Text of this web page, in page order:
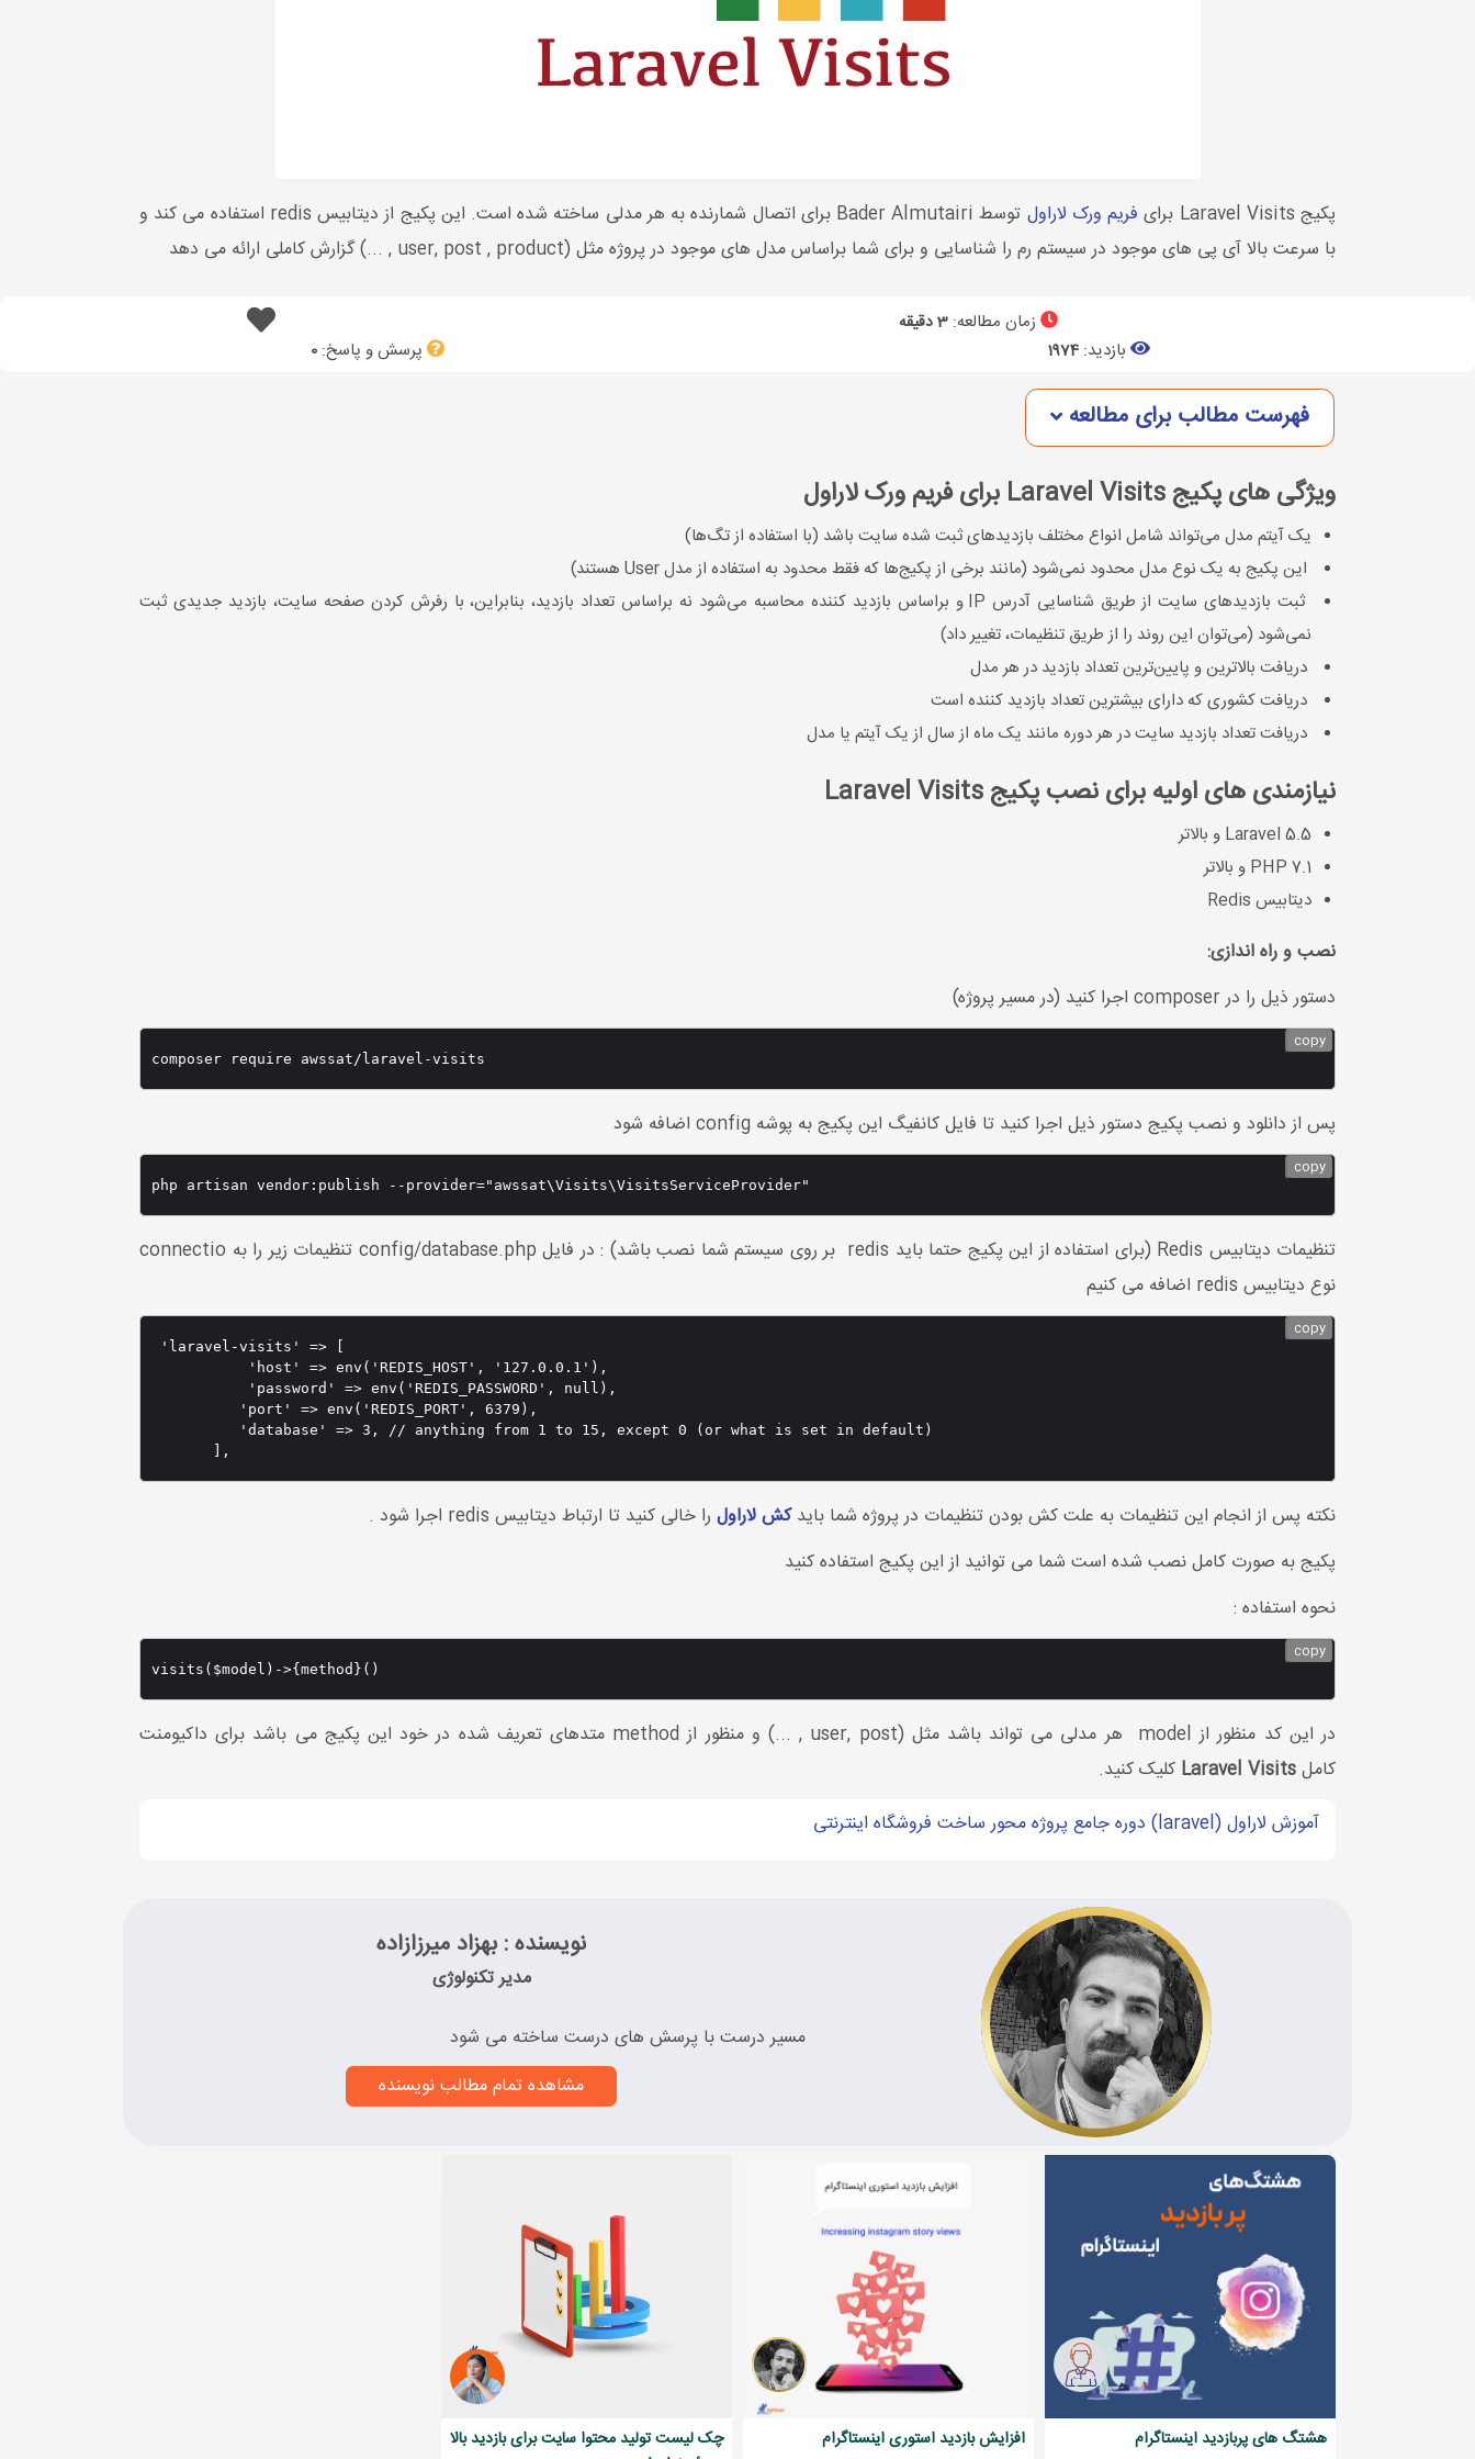
پکیج Laravel Visits برای فریم ورک لاراول
توسط Bader Almutairi برای اتصال شمارنده به هر مدلی ساخته شده است. این پکیج از دیتابیس redis استفاده می کند و
با سرعت بالا آی پی های موجود در سیستم رم را شناسایی و برای شما براساس مدل های موجود در پروژه مثل (user, post , product , ...) گزارش کاملی ارائه می دهد
زمان مطالعه:3 دقیقه
بازدید:1974 پرسش و پاسخ:0
فهرست مطالب برای مطالعه
ویژگی های پکیج Laravel Visits برای فریم ورک لاراول
یک آیتم مدل می‌تواند شامل انواع مختلف بازدید‌های ثبت شده سایت باشد (با استفاده از تگ‌ها)
این پکیج به یک نوع مدل محدود نمی‌شود (مانند برخی از پکیج‌ها که فقط محدود به استفاده از مدل User هستند)
ثبت بازدیدهای سایت از طریق شناسایی آدرس IP و براساس بازدید کننده محاسبه می‌شود نه براساس تعداد بازدید، بنابراین، با رفرش کردن صفحه سایت، بازدید جدیدی ثبت
نمی‌شود (می‌توان این روند را از طریق تنظیمات، تغییر داد)
دریافت بالاترین و پایین‌ترین تعداد بازدید در هر مدل
دریافت کشوری که دارای بیشترین تعداد بازدید کننده است
دریافت تعداد بازدید سایت در هر دوره مانند یک ماه از سال از یک آیتم یا مدل
نیازمندی های اولیه برای نصب پکیج Laravel Visits
Laravel 5.5 و بالاتر
PHP 7.1 و بالاتر
دیتابیس Redis
نصب و راه اندازی:
دستور ذیل را در composer اجرا کنید (در مسیر پروژه)
copy
پس از دانلود و نصب پکیج دستور ذیل اجرا کنید تا فایل کانفیگ این پکیج به پوشه config اضافه شود
copy
تنظیمات دیتابیس Redis (برای استفاده از این پکیج حتما باید redis بر روی سیستم شما نصب باشد) : در فایل config/database.php تنظیمات زیر را به connectio
نوع دیتابیس redis اضافه می کنیم
'laravel-visits' => [
'host' => env('REDIS_HOST', '127.0.0.1'),
'password' => env('REDIS_PASSWORD', null),
'port' => env('REDIS_PORT', 6379),
'database' => 3, // anything from 1 to 15, except 0 (or what is set in default)
],
copy
نکته پس از انجام این تنظیمات به علت کش بودن تنظیمات در پروژه شما بایدکش لاراول را خالی کنید تا ارتباط دیتابیس redis اجرا شود .
پکیج به صورت کامل نصب شده است شما می توانید از این پکیج استفاده کنید
نحوه استفاده :
visits($model)->{method}()
copy
در این کد منظور از model هر مدلی می تواند باشد مثل (user, post , ...) و منظور از method متدهای تعریف شده در خود این پکیج می باشد برای داکیومنت
کاملLaravel Visits کلیک کنید.
آموزش لاراول (laravel) دوره جامع پروژه محور ساخت فروشگاه اینترنتی
نویسنده : بهزاد میرزازاده
مدیر تکنولوژی
مسیر درست با پرسش های درست ساخته می شود
مشاهده تمام مطالب نویسنده
هشتگ های پربازدید اینستاگرام افزایش بازدید استوری اینستاگرام
چک لیست تولید محتوا سایت برای بازدید بالا